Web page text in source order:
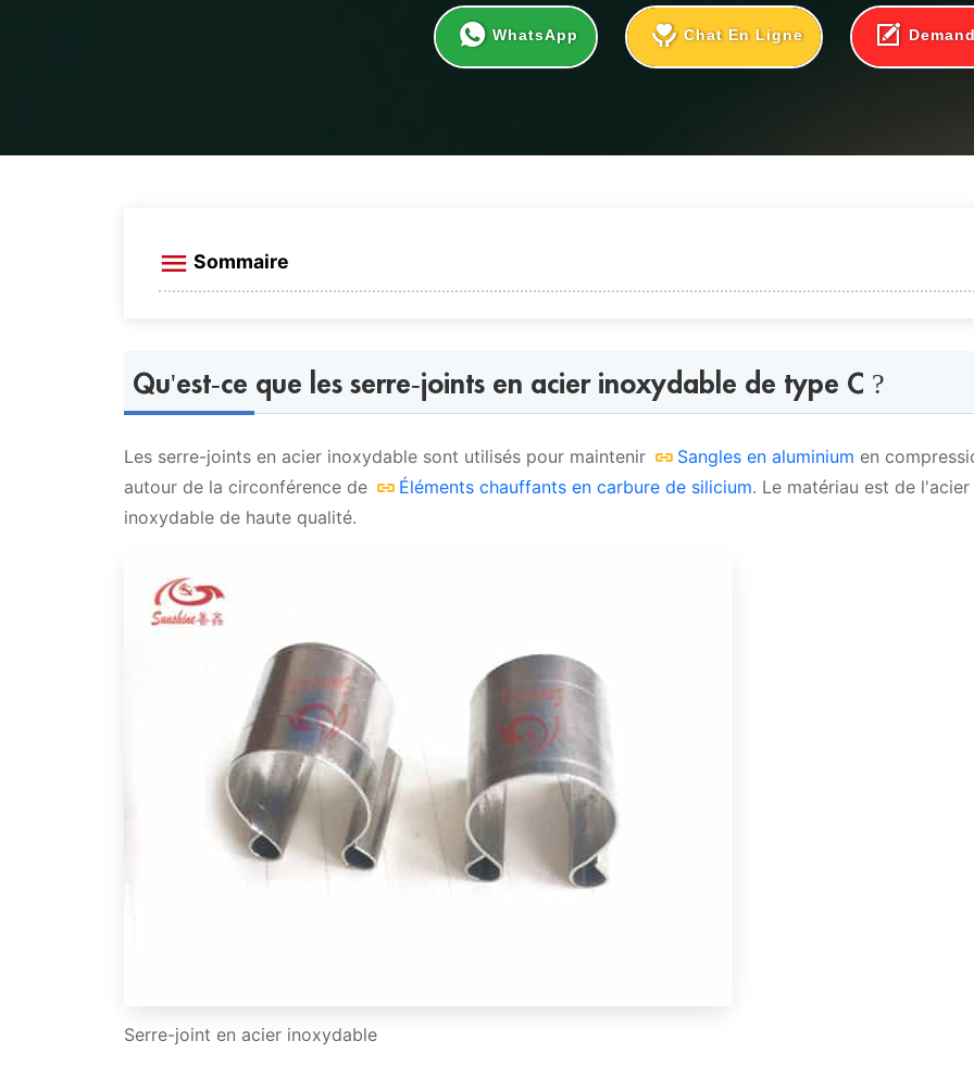
WhatsApp Chat En Ligne
Sommaire
Limite de température
Identification des pinces en acier inoxydable de type C
Livraison
Qu'est-ce que les serre-joints en acier inoxydable de type C ?
Les serre-joints en acier inoxydable sont utilisés pour maintenir Sangles en aluminium en
autour de la circonférence de
Éléments chauffants en carbure de silicium. Le matériau est de l'acier
inoxydable de haute qualité.
Serre-joint en acier inoxydable